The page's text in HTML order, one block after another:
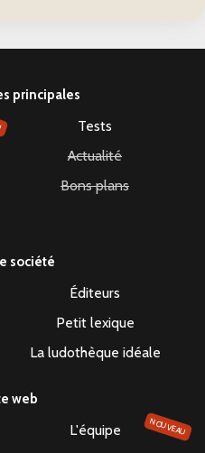
principales
Tests
Actualité
Bons plans
société
Éditeurs
Petit lexique
La ludothèque idéale
web
L'équipe NOUVEAU